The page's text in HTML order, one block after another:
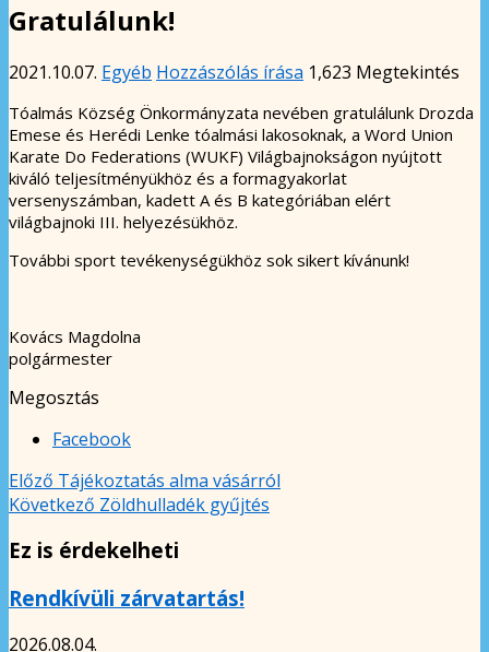
Gratulálunk!
2021.10.07. Egyéb Hozzászólás írása 1,623 Megtekintés
Tóalmás Község Önkormányzata nevében gratulálunk Drozda
Emese és Herédi Lenke tóalmási lakosoknak, a Word Union
Karate Do Federations (WUKF) Világbajnokságon nyújtott
kiváló teljesítményükhöz és a formagyakorlat
versenyszámban, kadett A és B kategóriában elért
világbajnoki III. helyezésükhöz.
További sport tevékenységükhöz sok sikert kívánunk!
Kovács Magdolna
polgármester
Megosztás
Facebook
Előző Tájékoztatás alma vásárról
Következő Zöldhulladék gyűjtés
Ez is érdekelheti
Rendkívüli zárvatartás!
2026.08.04.